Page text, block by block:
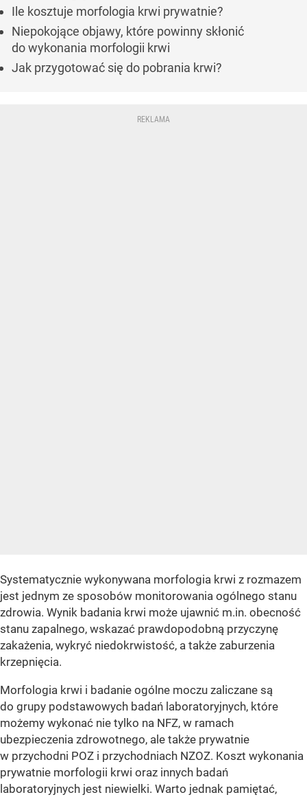
Ile kosztuje morfologia krwi prywatnie?
Niepokojące objawy, które powinny skłonić
do wykonania morfologii krwi
Jak przygotować się do pobrania krwi?
Systematycznie wykonywana morfologia krwi z rozmazem
jest jednym ze sposobów monitorowania ogólnego stanu
zdrowia. Wynik badania krwi może ujawnić m.in. obecność
stanu zapalnego, wskazać prawdopodobną przyczynę
zakażenia, wykryć niedokrwistość, a także zaburzenia
krzepnięcia.
Morfologia krwi i badanie ogólne moczu zaliczane są
do grupy podstawowych badań laboratoryjnych, które
możemy wykonać nie tylko na NFZ, w ramach
ubezpieczenia zdrowotnego, ale także prywatnie
w przychodni POZ i przychodniach NZOZ. Koszt wykonania
prywatnie morfologii krwi oraz innych badań
laboratoryjnych jest niewielki. Warto jednak pamiętać,